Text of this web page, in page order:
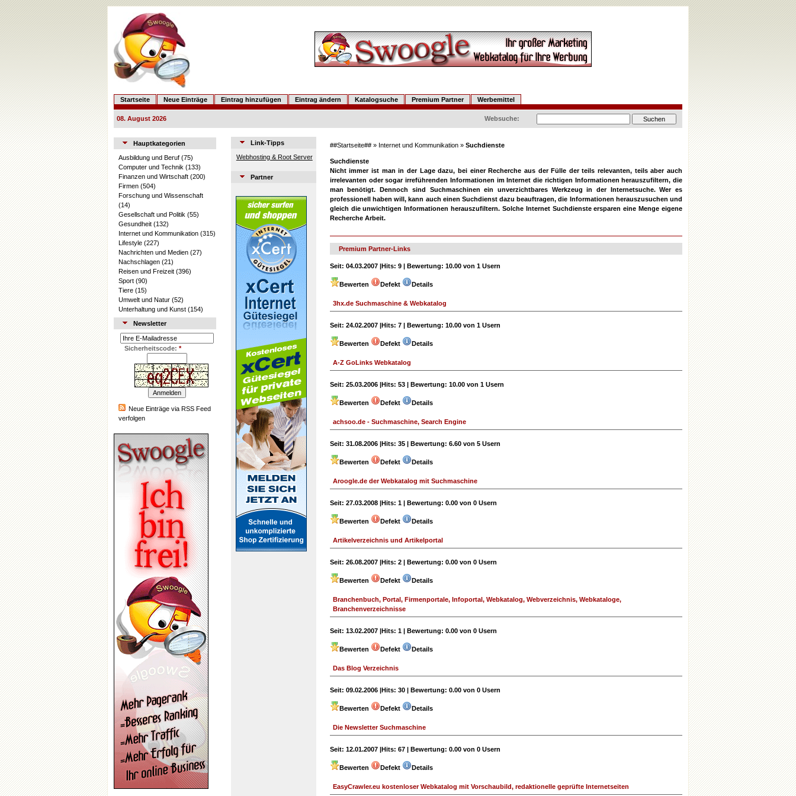
Startseite Neue Einträge Eintrag hinzufügen Eintrag ändern Katalogsuche Premium Partner Werbemittel
08. August 2026 Websuche:
Hauptkategorien
Ausbildung und Beruf (75)
Computer und Technik (133)
Finanzen und Wirtschaft (200)
Firmen (504)
Forschung und Wissenschaft
(14)
Gesellschaft und Politik (55)
Gesundheit (132)
Internet und Kommunikation (315)
Lifestyle (227)
Nachrichten und Medien (27)
Nachschlagen (21)
Reisen und Freizeit (396)
Sport (90)
Tiere (15)
Umwelt und Natur (52)
Unterhaltung und Kunst (154)
Newsletter
Sicherheitscode: *
Neue Einträge via RSS Feed
verfolgen
Link-Tipps
Webhosting & Root Server
Partner
##Startseite##» Internet und Kommunikation» Suchdienste
Suchdienste
Nicht immer ist man in der Lage dazu, bei einer Recherche aus der Fülle der teils relevanten, teils aber auch
irrelevanten oder sogar irreführenden Informationen im Internet die richtigen Informationen herauszufiltern, die
man benötigt. Dennoch sind Suchmaschinen ein unverzichtbares Werkzeug in der Internetsuche. Wer es
professionell haben will, kann auch einen Suchdienst dazu beauftragen, die Informationen herauszusuchen und
gleich die unwichtigen Informationen herauszufiltern. Solche Internet Suchdienste ersparen eine Menge eigene
Recherche Arbeit.
Premium Partner-Links
Seit: 04.03.2007 |Hits: 9 | Bewertung: 10.00 von 1 Usern
Bewerten Defekt Details
3hx.de Suchmaschine & Webkatalog
Seit: 24.02.2007 |Hits: 7 | Bewertung: 10.00 von 1 Usern
Bewerten Defekt Details
A-Z GoLinks Webkatalog
Seit: 25.03.2006 |Hits: 53 | Bewertung: 10.00 von 1 Usern
Bewerten Defekt Details
achsoo.de - Suchmaschine, Search Engine
Seit: 31.08.2006 |Hits: 35 | Bewertung: 6.60 von 5 Usern
Bewerten Defekt Details
Aroogle.de der Webkatalog mit Suchmaschine
Seit: 27.03.2008 |Hits: 1 | Bewertung: 0.00 von 0 Usern
Bewerten Defekt Details
Artikelverzeichnis und Artikelportal
Seit: 26.08.2007 |Hits: 2 | Bewertung: 0.00 von 0 Usern
Bewerten Defekt Details
Branchenbuch, Portal, Firmenportale, Infoportal, Webkatalog, Webverzeichnis, Webkataloge,
Branchenverzeichnisse
Seit: 13.02.2007 |Hits: 1 | Bewertung: 0.00 von 0 Usern
Bewerten Defekt Details
Das Blog Verzeichnis
Seit: 09.02.2006 |Hits: 30 | Bewertung: 0.00 von 0 Usern
Bewerten Defekt Details
Die Newsletter Suchmaschine
Seit: 12.01.2007 |Hits: 67 | Bewertung: 0.00 von 0 Usern
Bewerten Defekt Details
EasyCrawler.eu kostenloser Webkatalog mit Vorschaubild, redaktionelle geprüfte Internetseiten